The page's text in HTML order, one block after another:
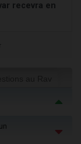
recevra en